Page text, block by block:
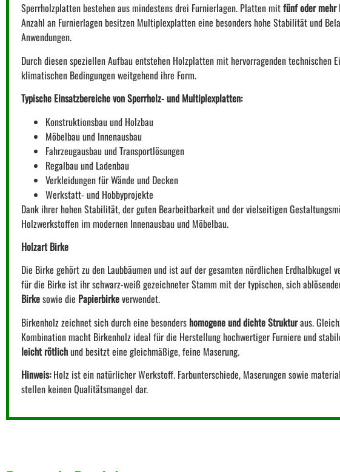
Sperrholzplatten bestehen aus mindestens drei Furnierlagen. Platten mitfünf oder mehr
Anzahl an Furnierlagen besitzen Multiplexplatten eine besonders hohe Stabilität und
Anwendungen.
Durch diesen speziellen Aufbau entstehen Holzplatten mit hervorragenden
klimatischen Bedingungen weitgehend ihre Form.
Typische Einsatzbereiche von Sperrholz- und Multiplexplatten:
Konstruktionsbau und Holzbau
Möbelbau und Innenausbau
Fahrzeugausbau und Transportlösungen
Regalbau und Ladenbau
Verkleidungen für Wände und Decken
Werkstatt- und Hobbyprojekte
Dank ihrer hohen Stabilität, der guten Bearbeitbarkeit und der vielseitigen
Holzwerkstoffen im modernen Innenausbau und Möbelbau.
Holzart Birke
Die Birke gehört zu den Laubbäumen und ist auf der gesamten nördlichen
für die Birke ist ihr schwarz-weiß gezeichneter Stamm mit der typischen, sich
Birkesowie die Papierbirkeverwendet.
Birkenholz zeichnet sich durch eine besonders homogene und dichte Strukturaus.
Kombination macht Birkenholz ideal für die Herstellung hochwertiger Furniere und
leicht rötlichund besitzt eine gleichmäßige, feine Maserung.
Hinweis:Holz ist ein natürlicher Werkstoff. Farbunterschiede, Maserungen sowie
stellen keinen Qualitätsmangel dar.